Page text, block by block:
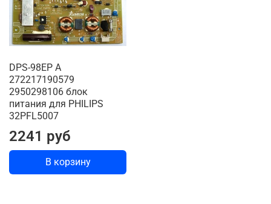
DPS-98EP A
272217190579
2950298106 блок
питания для PHILIPS
32PFL5007
2241 руб
В корзину